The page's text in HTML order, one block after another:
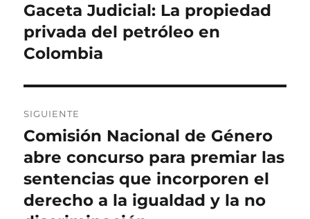
entradas
anterior:
Gaceta Judicial: La propiedad
privada del petróleo en
Colombia
SIGUIENTE
Entrada
siguiente:
Comisión Nacional de Género
abre concurso para premiar las
sentencias que incorporen el
derecho a la igualdad y la no